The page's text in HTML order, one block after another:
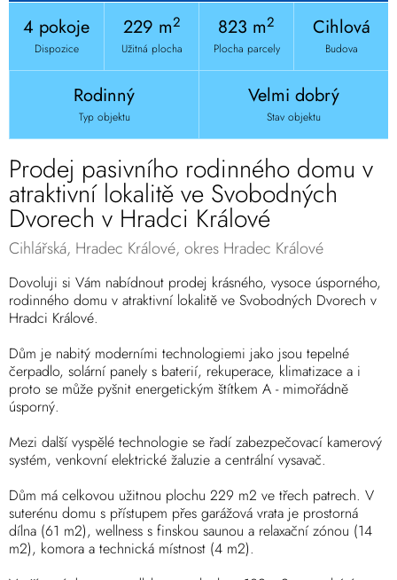
4 pokoje
Dispozice
229 m2
Užitná plocha
823 m2
Plocha parcely
Cihlová
Budova
Rodinný
Typ objektu
Velmi dobrý
Stav objektu
Prodej pasivního rodinného domu v
atraktivní lokalitě ve Svobodných
Dvorech v Hradci Králové
Cihlářská, Hradec Králové, okres Hradec Králové
Dovoluji si Vám nabídnout prodej krásného, vysoce úsporného,
rodinného domu v atraktivní lokalitě ve Svobodných Dvorech v
Hradci Králové.
Dům je nabitý moderními technologiemi jako jsou tepelné
čerpadlo, solární panely s baterií, rekuperace, klimatizace a i
proto se může pyšnit energetickým štítkem A - mimořádně
úsporný.
Mezi další vyspělé technologie se řadí zabezpečovací kamerový
systém, venkovní elektrické žaluzie a centrální vysavač.
Dům má celkovou užitnou plochu 229 m2 ve třech patrech. V
suterénu domu s přístupem přes garážová vrata je prostorná
dílna (61 m2), wellness s finskou saunou a relaxační zónou (14
m2), komora a technická místnost (4 m2).